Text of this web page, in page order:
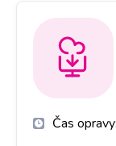
Čas opravy: